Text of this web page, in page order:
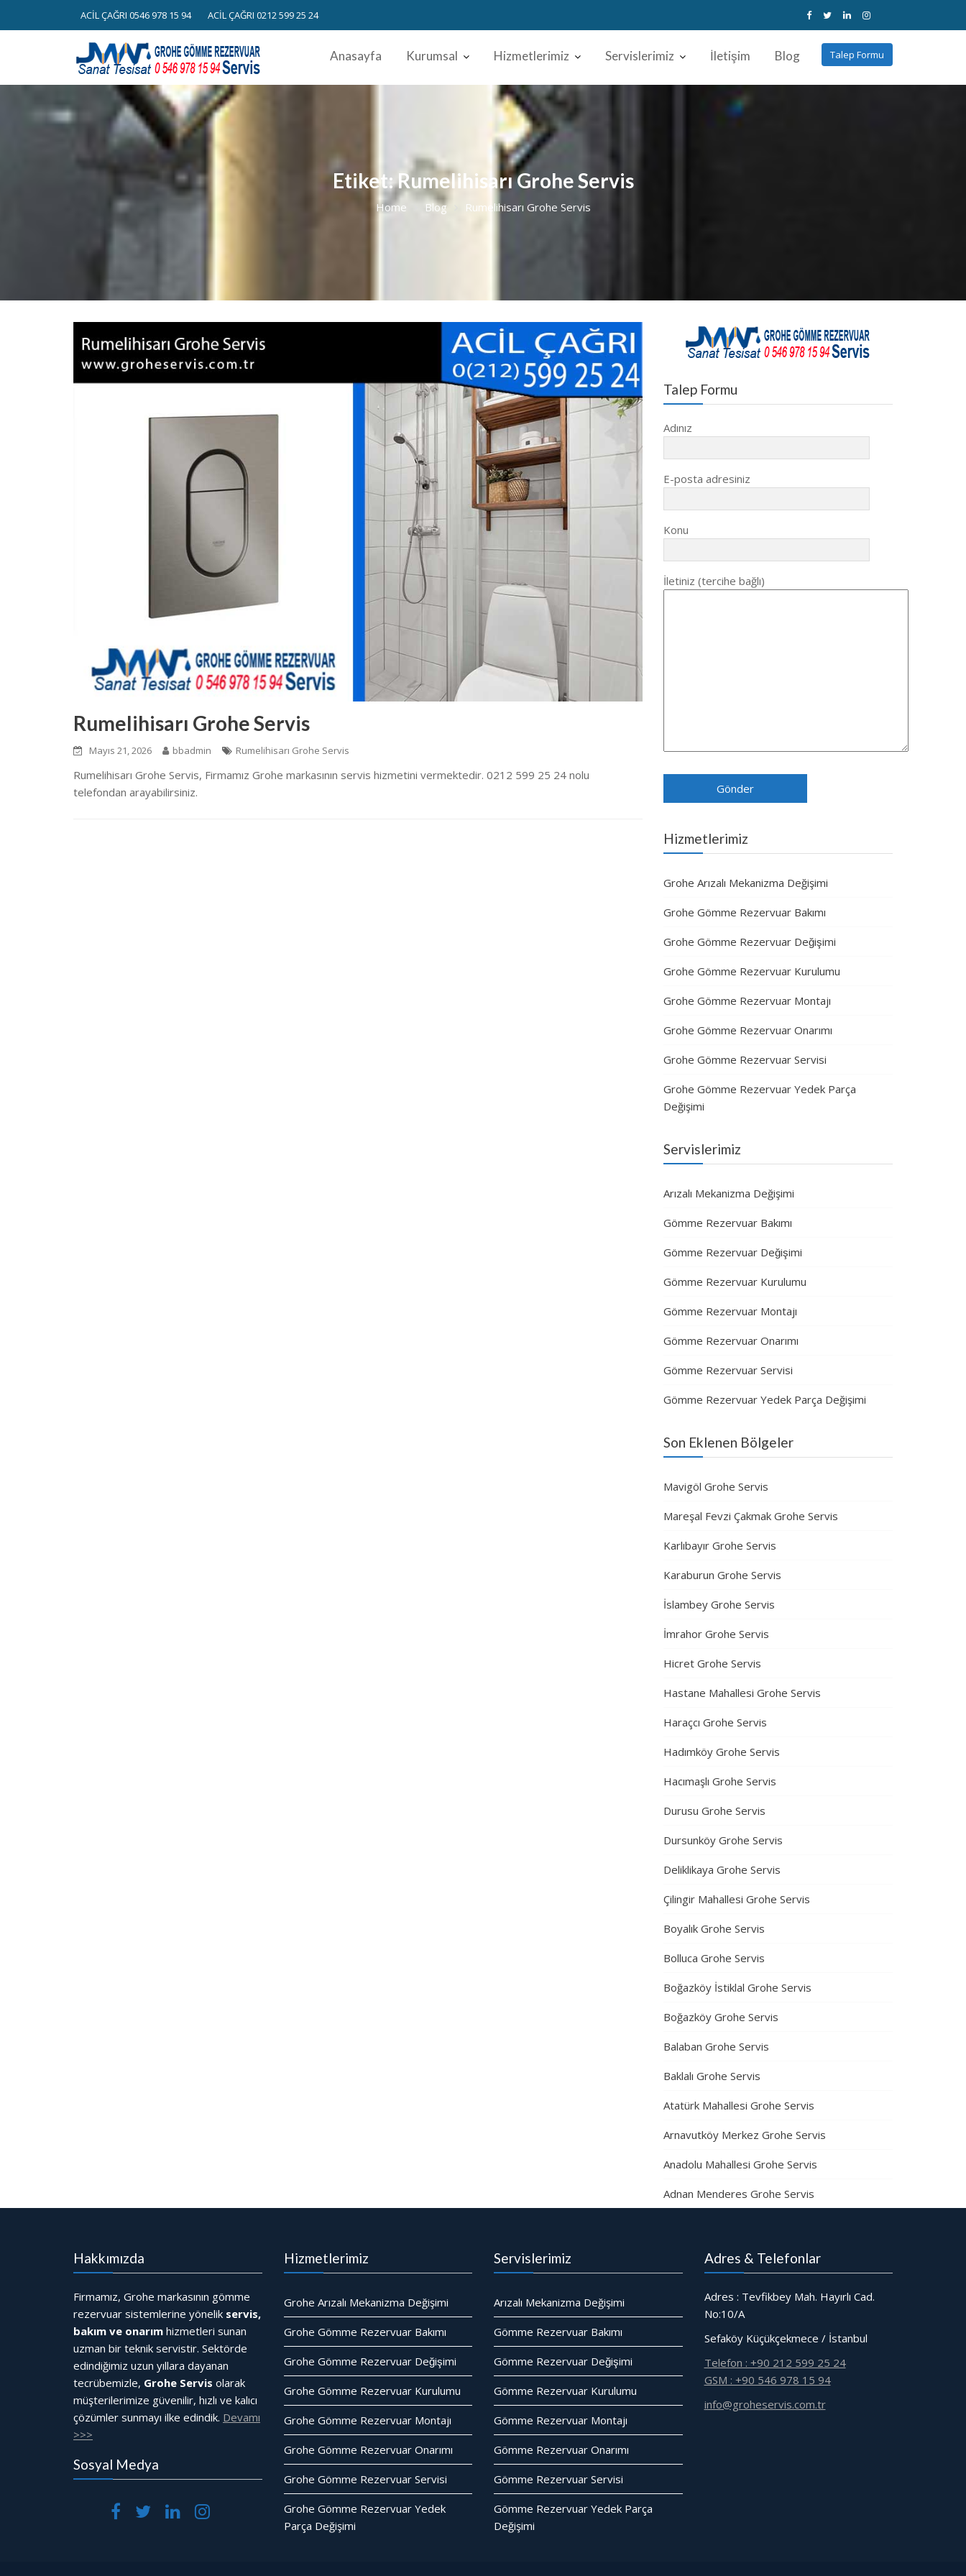
ACİL ÇAĞRI 0546 978 15 94 ACİL ÇAĞRI 0212 599 25 24
Talep Formu
Anasayfa Kurumsal Hizmetlerimiz Servislerimiz İletişim Blog
Etiket:Rumelihisarı Grohe Servis
Home Blog Rumelihisarı Grohe Servis
Rumelihisarı Grohe Servis
Mayıs 21, 2026 bbadmin Rumelihisarı Grohe Servis
Rumelihisarı Grohe Servis, Firmamız Grohe markasının servis hizmetini vermektedir. 0212 599 25 24 nolu
telefondan arayabilirsiniz.
Talep Formu
Adınız
E-posta adresiniz
Konu
İletiniz (tercihe bağlı)
Hizmetlerimiz
Grohe Arızalı Mekanizma Değişimi
Grohe Gömme Rezervuar Bakımı
Grohe Gömme Rezervuar Değişimi
Grohe Gömme Rezervuar Kurulumu
Grohe Gömme Rezervuar Montajı
Grohe Gömme Rezervuar Onarımı
Grohe Gömme Rezervuar Servisi
Grohe Gömme Rezervuar Yedek Parça
Değişimi
Servislerimiz
Arızalı Mekanizma Değişimi
Gömme Rezervuar Bakımı
Gömme Rezervuar Değişimi
Gömme Rezervuar Kurulumu
Gömme Rezervuar Montajı
Gömme Rezervuar Onarımı
Gömme Rezervuar Servisi
Gömme Rezervuar Yedek Parça Değişimi
Son Eklenen Bölgeler
Mavigöl Grohe Servis
Mareşal Fevzi Çakmak Grohe Servis
Karlıbayır Grohe Servis
Karaburun Grohe Servis
İslambey Grohe Servis
İmrahor Grohe Servis
Hicret Grohe Servis
Hastane Mahallesi Grohe Servis
Haraçcı Grohe Servis
Hadımköy Grohe Servis
Hacımaşlı Grohe Servis
Durusu Grohe Servis
Dursunköy Grohe Servis
Deliklikaya Grohe Servis
Çilingir Mahallesi Grohe Servis
Boyalık Grohe Servis
Bolluca Grohe Servis
Boğazköy İstiklal Grohe Servis
Boğazköy Grohe Servis
Balaban Grohe Servis
Baklalı Grohe Servis
Atatürk Mahallesi Grohe Servis
Arnavutköy Merkez Grohe Servis
Anadolu Mahallesi Grohe Servis
Adnan Menderes Grohe Servis
Hakkımızda
Firmamız, Grohe markasının gömme
rezervuar sistemlerine yönelik servis,
bakım ve onarım hizmetleri sunan
uzman bir teknik servistir. Sektörde
edindiğimiz uzun yıllara dayanan
tecrübemizle, Grohe Servis olarak
müşterilerimize güvenilir, hızlı ve kalıcı
çözümler sunmayı ilke edindik. Devamı
>>>
Sosyal Medya
Hizmetlerimiz
Grohe Arızalı Mekanizma Değişimi
Grohe Gömme Rezervuar Bakımı
Grohe Gömme Rezervuar Değişimi
Grohe Gömme Rezervuar Kurulumu
Grohe Gömme Rezervuar Montajı
Grohe Gömme Rezervuar Onarımı
Grohe Gömme Rezervuar Servisi
Grohe Gömme Rezervuar Yedek
Parça Değişimi
Servislerimiz
Arızalı Mekanizma Değişimi
Gömme Rezervuar Bakımı
Gömme Rezervuar Değişimi
Gömme Rezervuar Kurulumu
Gömme Rezervuar Montajı
Gömme Rezervuar Onarımı
Gömme Rezervuar Servisi
Gömme Rezervuar Yedek Parça
Değişimi
Adres & Telefonlar
Adres : Tevfikbey Mah. Hayırlı Cad.
No:10/A
Sefaköy Küçükçekmece / İstanbul
Telefon : +90 212 599 25 24
GSM : +90 546 978 15 94
info@groheservis.com.tr